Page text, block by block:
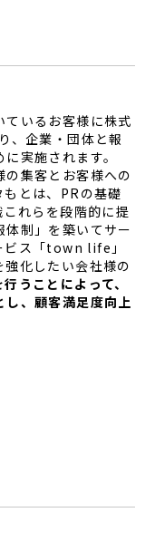
いるお客様に株式
、企業・団体と報
実施されます。
集客とお客様への
とは、PRの基礎
れらを段階的に提
制」を築いてサー
ビス「town life」
化したい会社様の
うことによって、
、顧客満足度向上